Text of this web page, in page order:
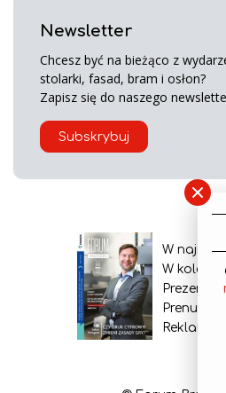
Newsletter
Chcesz być na bieżąco z
stolarki, fasad, bram i osłon?
Zapisz się do naszego
Subskrybuj
W
W
Reklama
×